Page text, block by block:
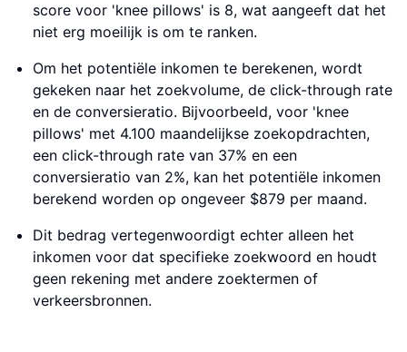
score voor 'knee pillows' is 8, wat aangeeft dat het
niet erg moeilijk is om te ranken.
Om het potentiële inkomen te berekenen, wordt
gekeken naar het zoekvolume, de click-through rate
en de conversieratio. Bijvoorbeeld, voor 'knee
pillows' met 4.100 maandelijkse zoekopdrachten,
een click-through rate van 37% en een
conversieratio van 2%, kan het potentiële inkomen
berekend worden op ongeveer $879 per maand.
Dit bedrag vertegenwoordigt echter alleen het
inkomen voor dat specifieke zoekwoord en houdt
geen rekening met andere zoektermen of
verkeersbronnen.